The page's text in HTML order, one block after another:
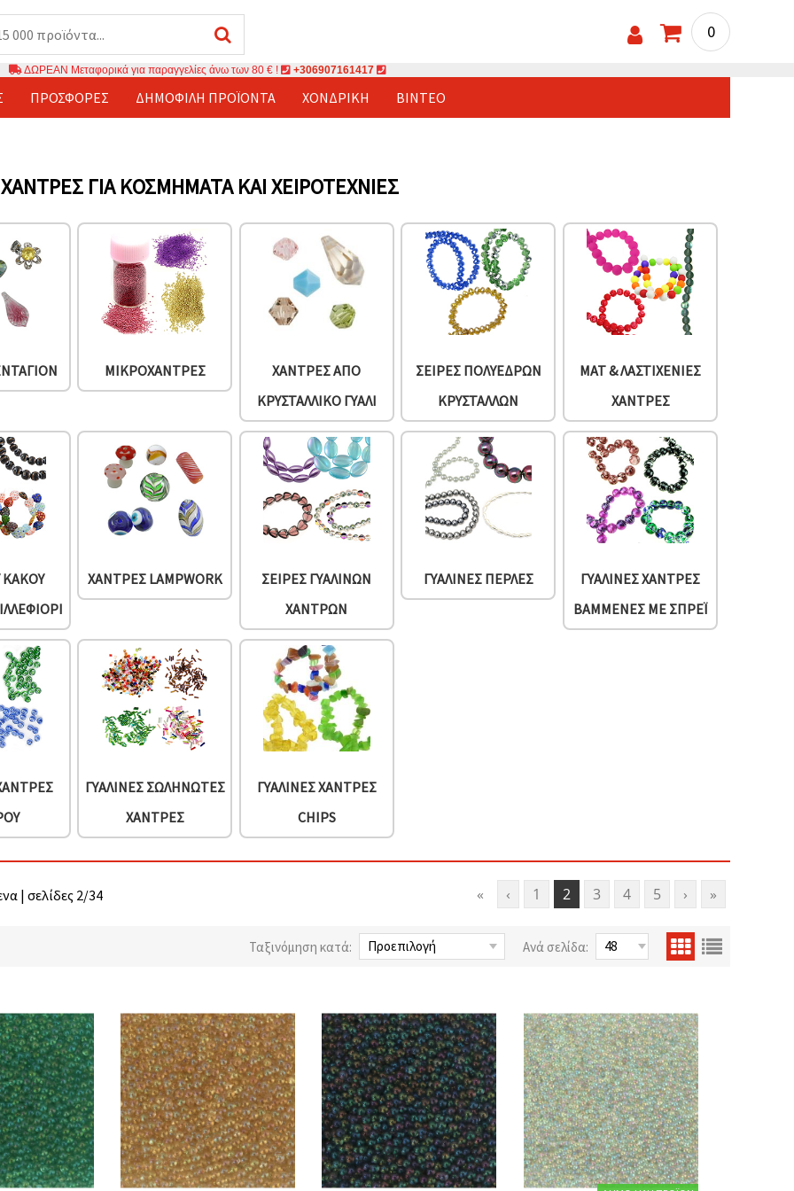
0
ΔΩΡΕΑΝ Μεταφορικά για παραγγελίες άνω των 80 € ! +306907161417
ΠΡΟΣΦΟΡΈΣ ΔΗΜΟΦΙΛΉ ΠΡΟΪΌΝΤΑ ΧΟΝΔΡΙΚΉ ΒΊΝΤΕΟ
ΓΙΑ ΚΟΣΜΉΜΑΤΑ ΚΑΙ ΧΕΙΡΟΤΕΧΝΊΕΣ
ΜΙΚΡΟΧΆΝΤΡΕΣ
ΧΆΝΤΡΕΣ ΑΠΌ
ΚΡΥΣΤΑΛΛΙΚΌ ΓΥΑΛΊ
ΣΕΙΡΈΣ ΠΟΛΎΕΔΡΩΝ
ΚΡΥΣΤΆΛΛΩΝ
ΜΑΤ & ΛΑΣΤΙΧΈΝΙΕΣ
ΧΆΝΤΡΕΣ
ΚΑΚΟΎ
ΧΆΝΤΡΕΣ LAMPWORK
ΣΕΙΡΈΣ ΓΥΆΛΙΝΩΝ
ΧΑΝΤΡΏΝ
ΓΥΆΛΙΝΕΣ ΠΈΡΛΕΣ
ΓΥΆΛΙΝΕΣ ΧΆΝΤΡΕΣ
ΒΑΜΜΈΝΕΣ ΜΕ ΣΠΡΈΙ
ΓΥΆΛΙΝΕΣ ΣΩΛΗΝΩΤΈΣ
ΧΆΝΤΡΕΣ
ΓΥΆΛΙΝΕΣ ΧΆΝΤΡΕΣ
CHIPS
« ‹ 1 2 3 4 5 › »
| σελίδες 2/34
Ταξινόμηση κατά: Ανά σελίδα: